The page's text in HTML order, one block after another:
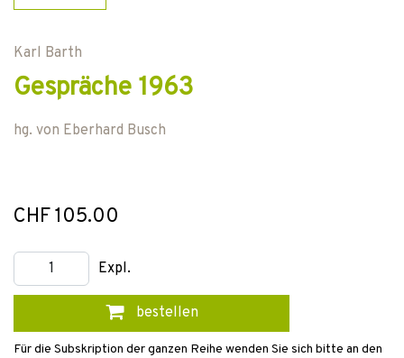
Karl Barth
Gespräche 1963
hg. von Eberhard Busch
CHF 105.00
Expl.
bestellen
Für die Subskription der ganzen Reihe wenden Sie sich bitte an den